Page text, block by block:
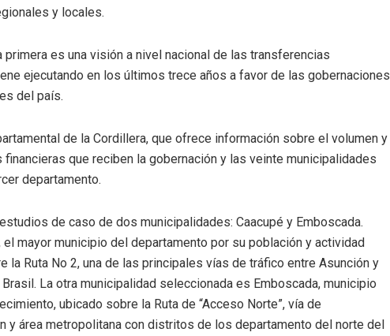
y locales.
es una visión a nivel nacional de las transferencias
ejecutando en los últimos trece años a favor de las gobernaciones
del país.
de la Cordillera, que ofrece información sobre el volumen y
que reciben la gobernación y las veinte municipalidades
departamento.
de caso de dos municipalidades: Caacupé y Emboscada.
mayor municipio del departamento por su población y actividad
la Ruta No 2, una de las principales vías de tráfico entre Asunción y
La otra municipalidad seleccionada es Emboscada, municipio
ubicado sobre la Ruta de “Acceso Norte”, vía de
y área metropolitana con distritos de los departamento del norte del